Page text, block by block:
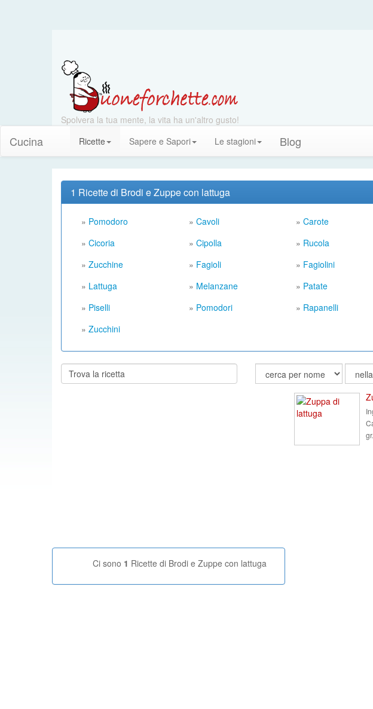
Spolvera la tua mente, la vita ha un'altro gusto!
Cucina Ricette Sapere e Sapori Le stagioni Blog
1 Ricette di Brodi e Zuppe con lattuga
» Pomodoro » Cavoli » Carote
» Cicoria » Cipolla » Rucola
» Zucchine » Fagioli » Fagiolini
» Lattuga » Melanzane » Patate
» Piselli » Pomodori » Rapanelli
» Zucchini
Cerca
Ci sono 1 Ricette di Brodi e Zuppe con lattuga